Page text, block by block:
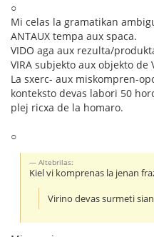
○
Mi celas la gramatikan
ANTAUX tempa aux spaca.
VIDO aga aux rezulta/
VIRA subjekto aux objekto
La sxerc- aux miskompren-
konteksto devas labori 50
plej ricxa de la homaro.
○
Altebrilas:
Kiel vi komprenas la jenan
Virino devas surmeti